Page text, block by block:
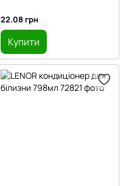
22.08 грн
Купити